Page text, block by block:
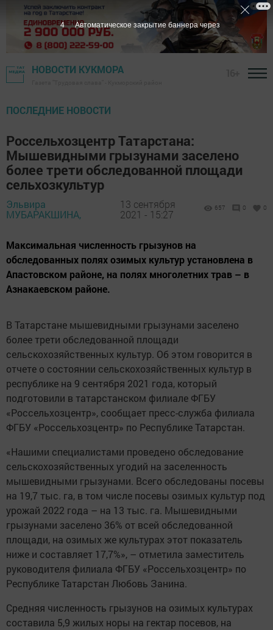
НОВОСТИ КУКМОРА
ПОСЛЕДНИЕ НОВОСТИ
Россельхозцентр Татарстана:
Мышевидными грызунами заселено
более трети обследованной площади
сельхозкультур
Эльвира
МУБАРАКШИНА,
13 сентября
2021 - 15:27
657 0 0
Максимальная численность грызунов на
обследованных полях озимых культур установлена в
Апастовском районе, на полях многолетних трав – в
Азнакаевском районе.
В Татарстане мышевидными грызунами заселено
более трети обследованной площади
сельскохозяйственных культур. Об этом говорится в
отчете о состоянии сельскохозяйственных культур в
республике на 9 сентября 2021 года, который
подготовили в татарстанском филиале ФГБУ
«Россельхозцентр», сообщает пресс-служба филиала
ФГБУ «Россельхозцентр» по Республике Татарстан.
«Нашими специалистами проведено обследование
сельскохозяйственных угодий на заселенность
мышевидными грызунами. Всего обследованы посевы
на 19,7 тыс. га, в том числе посевы озимых культур под
урожай 2022 года – на 13 тыс. га. Мышевидными
грызунами заселено 36% от всей обследованной
площади, на озимых же культурах этот показатель
ниже и составляет 17,7%», – отметила заместитель
руководителя филиала ФГБУ «Россельхозцентр» по
Республике Татарстан Любовь Занина.
Средняя численность грызунов на озимых культурах
составила 5,9 жилых норы на гектар посевов, на
3 Автоматическое закрытие баннера через